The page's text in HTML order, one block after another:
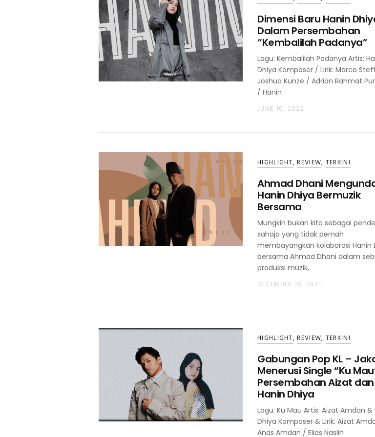
Dimensi Baru Hanin
Dalam Persembahan
“Kembalilah Padanya”
Lagu: Kembalilah Padanya Artis:
Dhiya Komposer / Lirik: Marco
Joshua Kunze / Adrian Rahmat
/ Hanin
JUNE 10, 2022
HIGHLIGHT,REVIEW, TERKINI
Ahmad Dhani
Hanin Dhiya Bermuzik
Bersama
Mungkin bukan kita sebagai
sahaja yang tidak pernah
membayangkan kolaborasi Hanin
bersama Ahmad Dhani dalam
produksi muzik,
DECEMBER 16, 2021
HIGHLIGHT,REVIEW, TERKINI
Gabungan Pop KL –
Menerusi Single “Ku
Persembahan Aizat dan
Hanin Dhiya
Lagu: Ku Mau Artis: Aizat Amdan &
Dhiya Komposer & Lirik: Aizat
Anas Amdan / Elias Naslin